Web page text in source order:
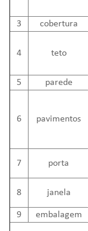
3
cobertura
4 teto
5
parede
6 pavimentos
7 porta
8 janela
9
embalagem